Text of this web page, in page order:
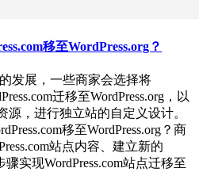
移至WordPress.org？
发展，一些商家会选择将
迁移至WordPress.org，以
源，进行独立站的自定义设计。
移至WordPress.org？商
站点内容、建立新的
骤实现WordPress.com站点迁移至